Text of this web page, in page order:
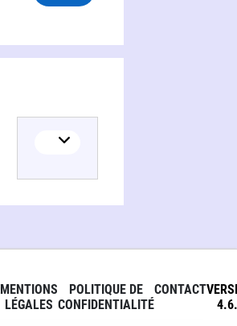
MENTIONS
LÉGALES
POLITIQUE DE
CONFIDENTIALITÉ
CONTACT